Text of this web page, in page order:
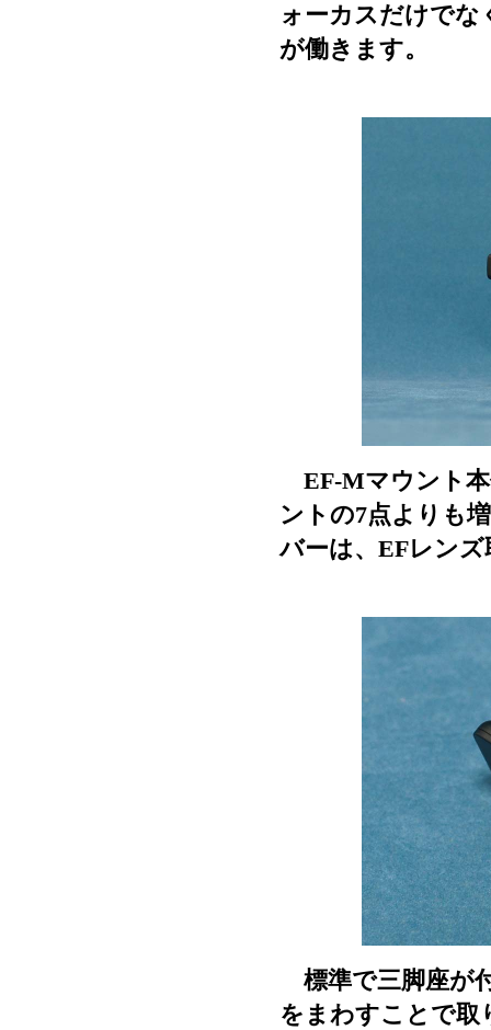
ォーカスだけでな
が働きます。
EF-Mマウント本
ントの7点よりも
バーは、EFレン
標準で三脚座が
をまわすことで取